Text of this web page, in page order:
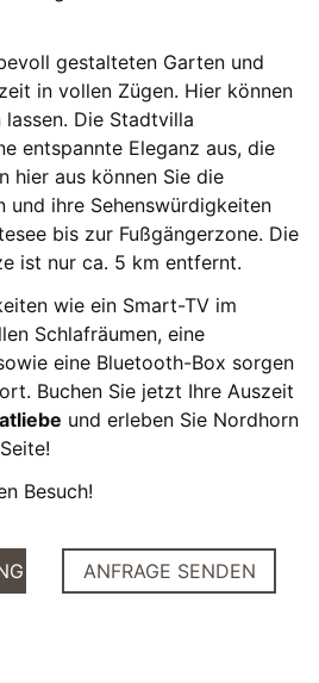
gestalteten Garten und
in vollen Zügen. Hier können
lassen. Die Stadtvilla
entspannte Eleganz aus, die
hier aus können Sie die
und ihre Sehenswürdigkeiten
bis zur Fußgängerzone. Die
ist nur ca. 5 km entfernt.
wie ein Smart-TV im
Schlafräumen, eine
eine Bluetooth-Box sorgen
Buchen Sie jetzt Ihre Auszeit
und erleben Sie Nordhorn
Besuch!
ANFRAGE SENDEN